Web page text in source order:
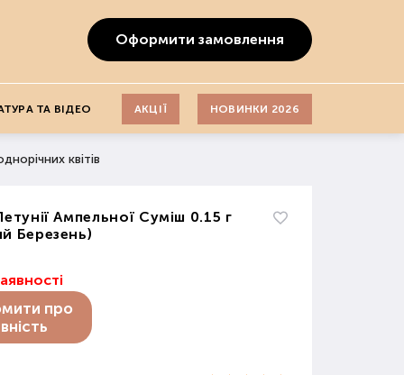
Оформити замовлення
ТА ВІДЕО АКЦІЇ НОВИНКИ 2026
квітів
Ампельної Суміш 0.15 г
Березень)
про